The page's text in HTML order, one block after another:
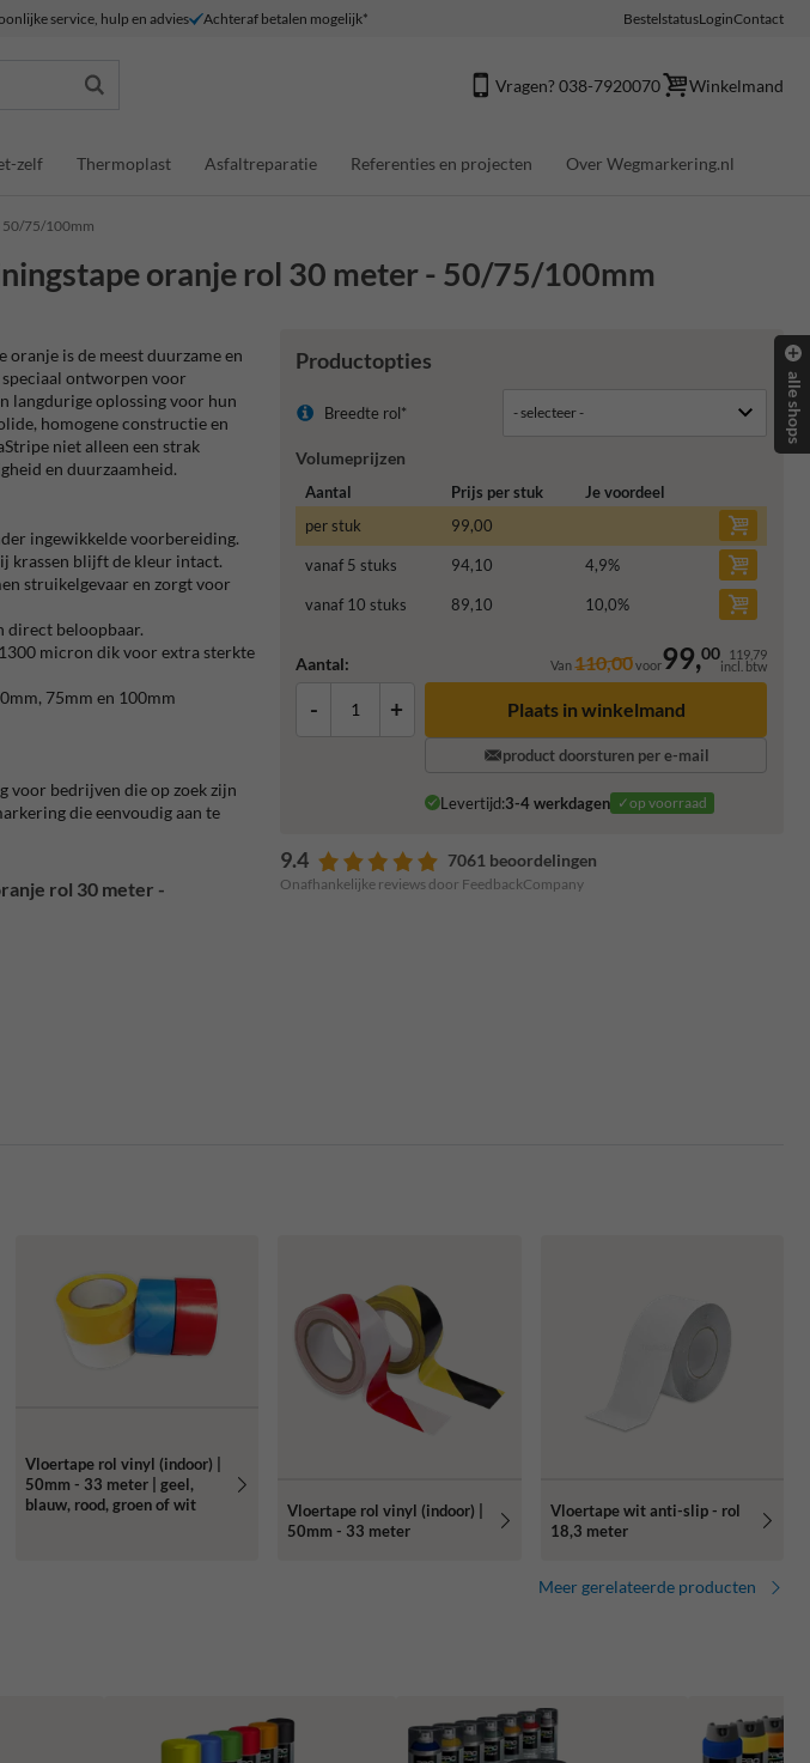
service, hulp en advies Achteraf betalen mogelijk* BestelstatusLoginContact
Vragen? 038-7920070 Winkelmand
zelf Thermoplast Asfaltreparatie Referenties en projecten Over Wegmarkering.nl
50/75/100mm
oranje rol 30 meter - 50/75/100mm
Productopties
Breedte rol*
Volumeprijzen
Aantal Prijs per stuk
Je voordeel
per stuk
99,00
vanaf 5 stuks 94,10 4,9%
vanaf 10 stuks 89,10 10,0%
Aantal: Van110,00voor99,00 119,79
incl. btw
- + Plaats in winkelmand
product doorsturen per e-mail
Levertijd:3-4 werkdagen ✓op voorraad
9.4 7061 beoordelingen
Onafhankelijke reviews door FeedbackCompany
is de meest duurzame en
ontworpen voor
langdurige oplossing voor hun
homogene constructie en
niet alleen een strak
en duurzaamheid.
ingewikkelde voorbereiding.
krassen blijft de kleur intact.
struikelgevaar en zorgt voor
direct beloopbaar.
micron dik voor extra sterkte
75mm en 100mm
voor bedrijven die op zoek zijn
die eenvoudig aan te
rol 30 meter -
Vloertape rol vinyl (indoor) |
50mm - 33 meter | geel,
blauw, rood, groen of wit
Vloertape rol vinyl (indoor) |
50mm - 33 meter
Vloertape wit anti-slip - rol
18,3 meter
Meer gerelateerde producten
alle shops